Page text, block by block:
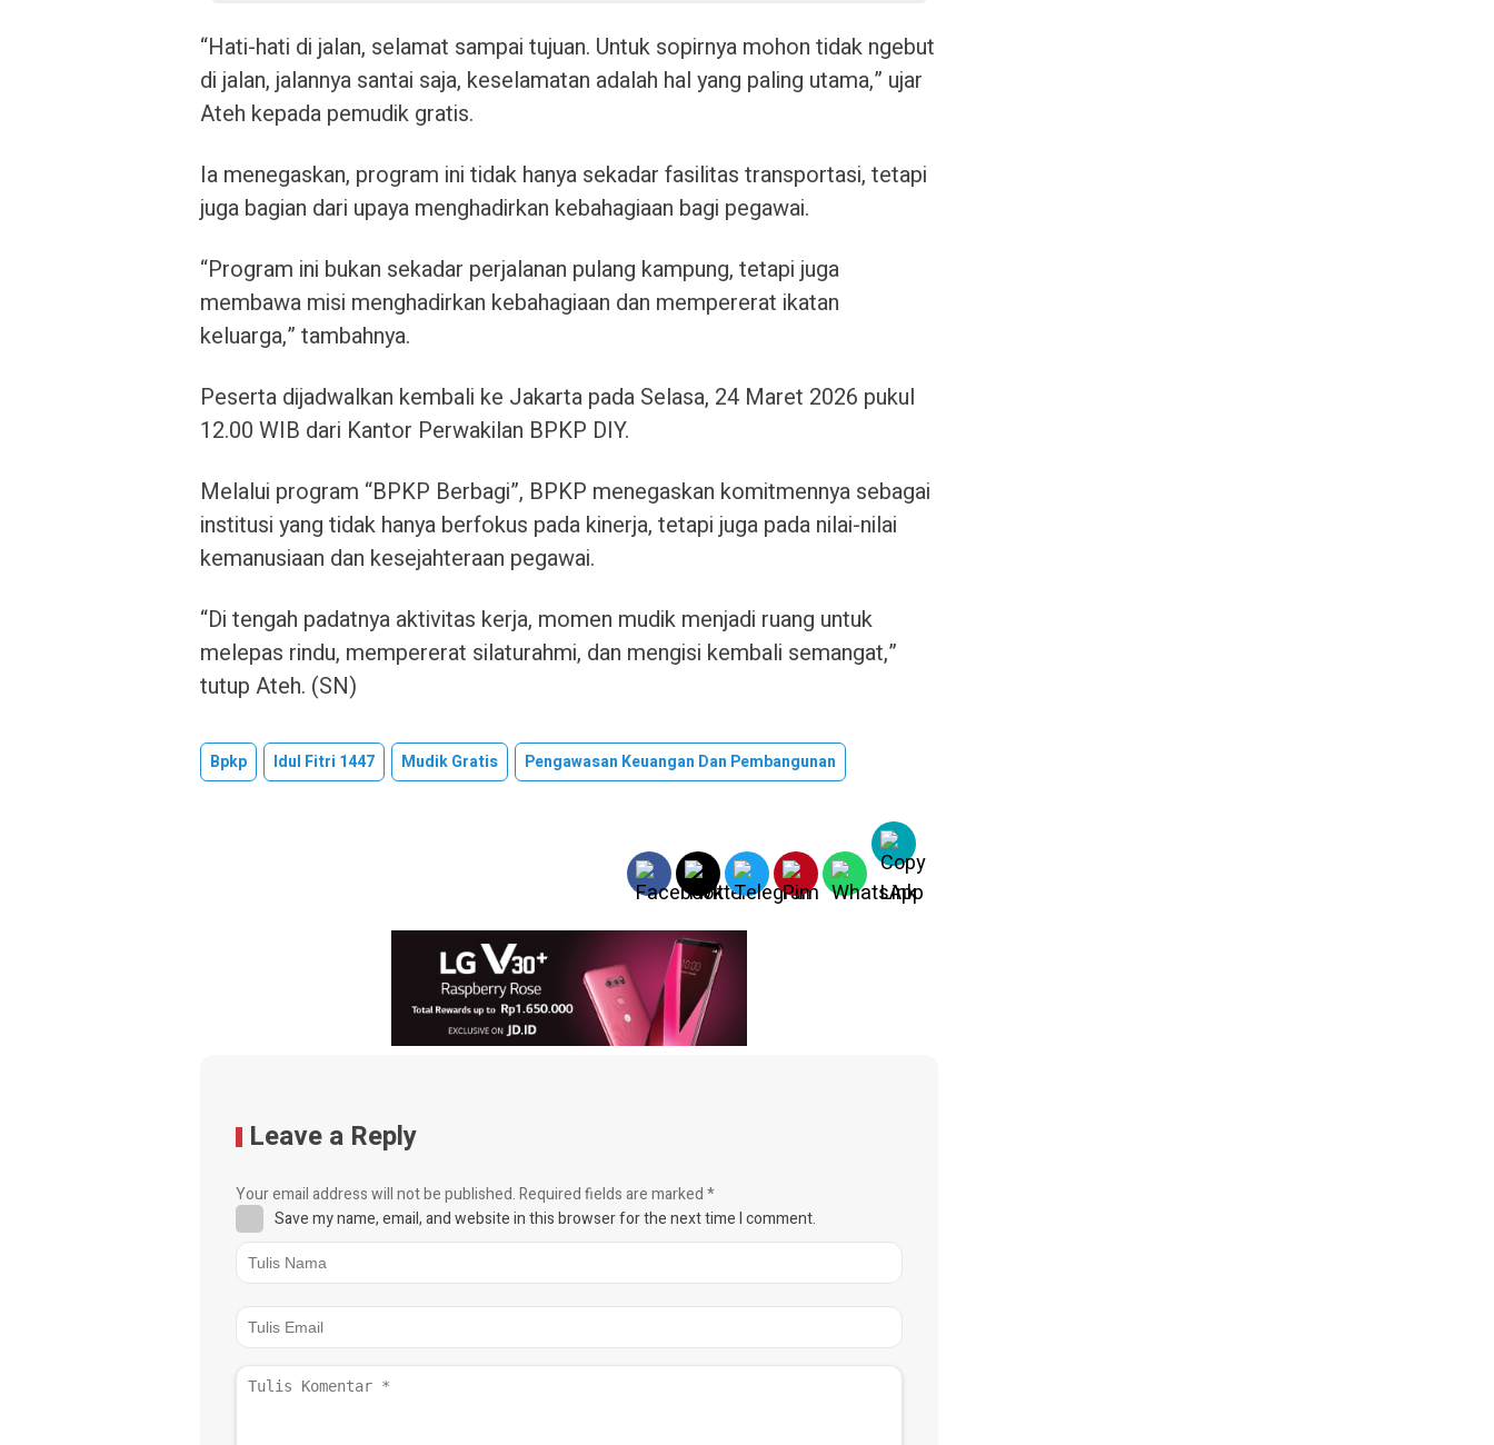
“Hati-hati di jalan, selamat sampai tujuan. Untuk sopirnya mohon tidak ngebut
di jalan, jalannya santai saja, keselamatan adalah hal yang paling utama,” ujar
Ateh kepada pemudik gratis.
Ia menegaskan, program ini tidak hanya sekadar fasilitas transportasi, tetapi
juga bagian dari upaya menghadirkan kebahagiaan bagi pegawai.
“Program ini bukan sekadar perjalanan pulang kampung, tetapi juga
membawa misi menghadirkan kebahagiaan dan mempererat ikatan
keluarga,” tambahnya.
Peserta dijadwalkan kembali ke Jakarta pada Selasa, 24 Maret 2026 pukul
12.00 WIB dari Kantor Perwakilan BPKP DIY.
Melalui program “BPKP Berbagi”, BPKP menegaskan komitmennya sebagai
institusi yang tidak hanya berfokus pada kinerja, tetapi juga pada nilai-nilai
kemanusiaan dan kesejahteraan pegawai.
“Di tengah padatnya aktivitas kerja, momen mudik menjadi ruang untuk
melepas rindu, mempererat silaturahmi, dan mengisi kembali semangat,”
tutup Ateh. (SN)
Bpkp Idul Fitri 1447 Mudik Gratis Pengawasan Keuangan Dan Pembangunan
Leave a Reply
Your email address will not be published.Required fields are marked*
Save my name, email, and website in this browser for the next time I comment.